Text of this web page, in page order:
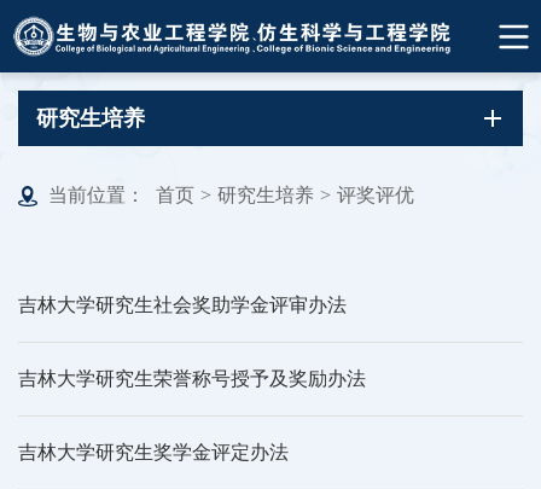
研究生培养
当前位置： 首页 > 研究生培养 > 评奖评优
吉林大学研究生社会奖助学金评审办法
吉林大学研究生荣誉称号授予及奖励办法
吉林大学研究生奖学金评定办法